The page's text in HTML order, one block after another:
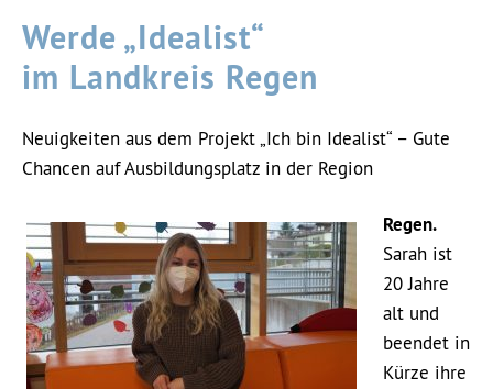
Werde „Idealist“
im Landkreis Regen
Neuigkeiten aus dem Projekt „Ich bin Idealist“ – Gute
Chancen auf Ausbildungsplatz in der Region
Regen.
Sarah ist
20 Jahre
alt und
beendet in
Kürze ihre